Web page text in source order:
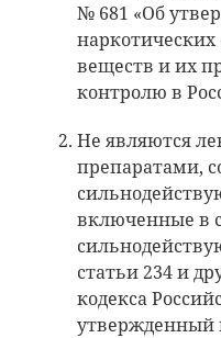
№ 681 «Об
веществ и их
контролю в
Не являются
препаратами,
включенные в
статьи 234 и
кодекса
утвержденный